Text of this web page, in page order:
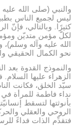
والنبي (صلى الله
ليس لجميع الناس
كثيرًا. وبالتالي، فإنّ
لكلّ مؤمن متديّن
الله عليه وآله
نحو الكمال الحقيقي
والنموذج القدوة بعد
الزهراء عليها
سيّد الخلق، فكانت
نداء فاطمة للمرأة
بأنوثتها لتسقط
الروحي والعقلي
فتقدِّم الذات فداءً